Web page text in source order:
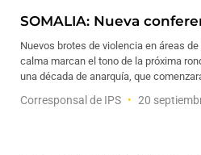
SOMALIA: Nueva
Nuevos brotes de violencia en áreas
calma marcan el tono de la próxima
una década de anarquía, que
Corresponsal de IPS 20